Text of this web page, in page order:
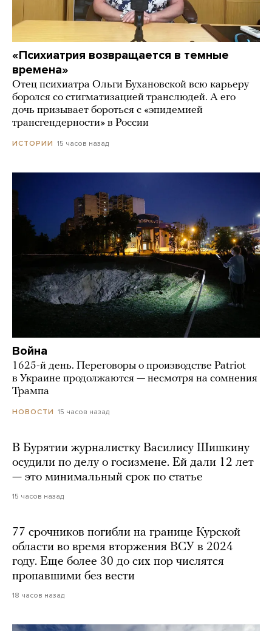
«Психиатрия возвращается в темные
времена»
Отец психиатра Ольги Бухановской всю карьеру
боролся со стигматизацией транслюдей. А его
дочь призывает бороться с «эпидемией
трансгендерности» в России
ИСТОРИИ 15 часов назад
Война
1625-й день. Переговоры о производстве Patriot
в Украине продолжаются — несмотря на сомнения
Трампа
НОВОСТИ 15 часов назад
В Бурятии журналистку Василису Шишкину
осудили по делу о госизмене. Ей дали 12 лет
— это минимальный срок по статье
15 часов назад
77 срочников погибли на границе Курской
области во время вторжения ВСУ в 2024
году. Еще более 30 до сих пор числятся
пропавшими без вести
18 часов назад